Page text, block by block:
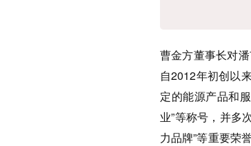
曹金方董事长对
自2012年初创以
定的能源产品和
业”等称号，并多
力品牌”等重要荣